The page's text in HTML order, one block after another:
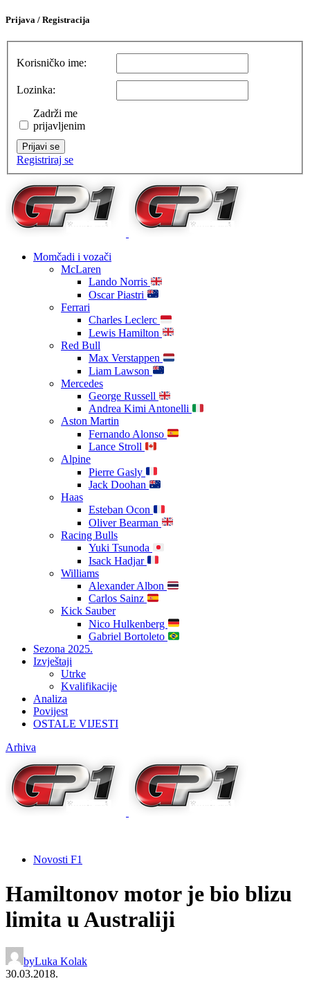
Prijava / Registracija
Korisničko ime:
Lozinka:
Zadrži me
prijavljenim
Prijavi se
Registriraj se
Momčadi i vozači
McLaren
Lando Norris
Oscar Piastri
Ferrari
Charles Leclerc
Lewis Hamilton
Red Bull
Max Verstappen
Liam Lawson
Mercedes
George Russell
Andrea Kimi Antonelli
Aston Martin
Fernando Alonso
Lance Stroll
Alpine
Pierre Gasly
Jack Doohan
Haas
Esteban Ocon
Oliver Bearman
Racing Bulls
Yuki Tsunoda
Isack Hadjar
Williams
Alexander Albon
Carlos Sainz
Kick Sauber
Nico Hulkenberg
Gabriel Bortoleto
Sezona 2025.
Izvještaji
Utrke
Kvalifikacije
Analiza
Povijest
OSTALE VIJESTI
Arhiva
Novosti F1
Hamiltonov motor je bio blizu
limita u Australiji
byLuka Kolak
30.03.2018.